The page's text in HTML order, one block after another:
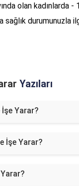
olan kadınlarda
sağlık durumunuzla
Yazıları
Yarar?
İşe Yarar?